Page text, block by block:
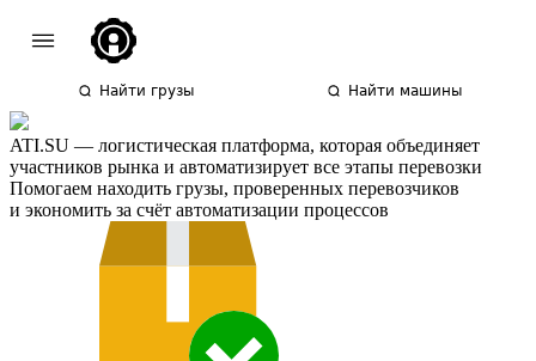
Найти грузы Найти машины
ATI.SU — логистическая платформа, которая объединяет
участников рынка и автоматизирует все этапы перевозки
Помогаем находить грузы, проверенных перевозчиков
и экономить за счёт автоматизации процессов